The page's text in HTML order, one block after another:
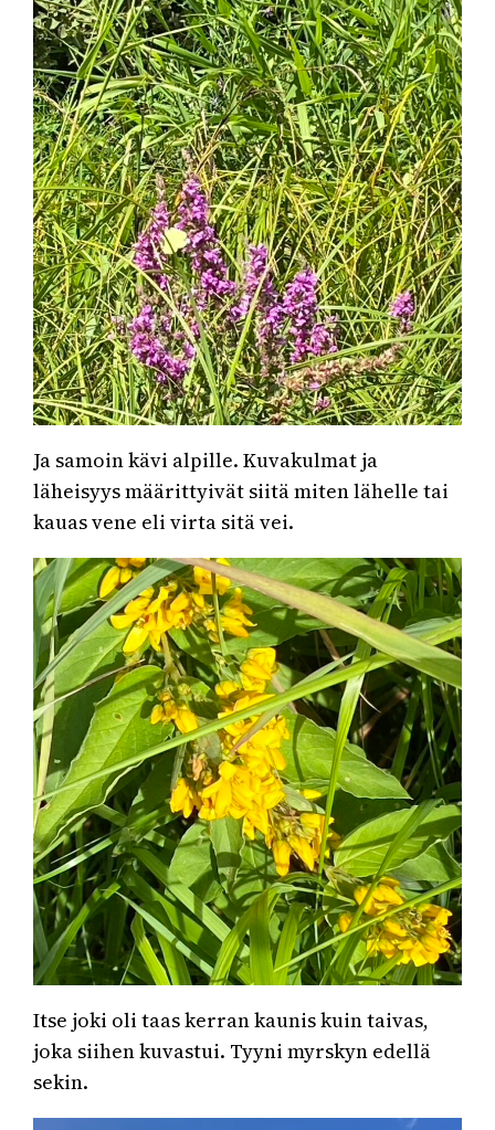
Ja samoin kävi alpille. Kuvakulmat ja
läheisyys määrittyivät siitä miten lähelle tai
kauas vene eli virta sitä vei.
Itse joki oli taas kerran kaunis kuin taivas,
joka siihen kuvastui. Tyyni myrskyn edellä
sekin.